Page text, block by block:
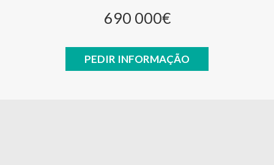
690 000€
PEDIR INFORMAÇÃO